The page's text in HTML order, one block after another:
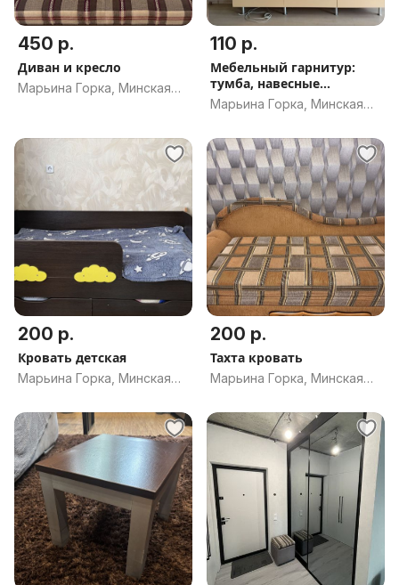
450 р.
Диван и кресло
Марьина Горка, Минская
110 р.
Мебельный гарнитур:
тумба, навесные
шкафичики
Марьина Горка, Минская
200 р.
Кровать детская
Марьина Горка, Минская
200 р.
Тахта кровать
Марьина Горка, Минская